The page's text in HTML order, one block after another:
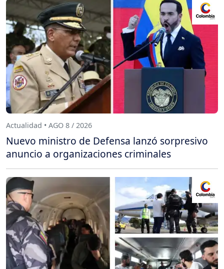
Actualidad • AGO 8 / 2026
Nuevo ministro de Defensa lanzó sorpresivo
anuncio a organizaciones criminales